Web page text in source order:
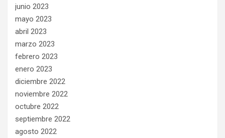
junio 2023
mayo 2023
abril 2023
marzo 2023
febrero 2023
enero 2023
diciembre 2022
noviembre 2022
octubre 2022
septiembre 2022
agosto 2022